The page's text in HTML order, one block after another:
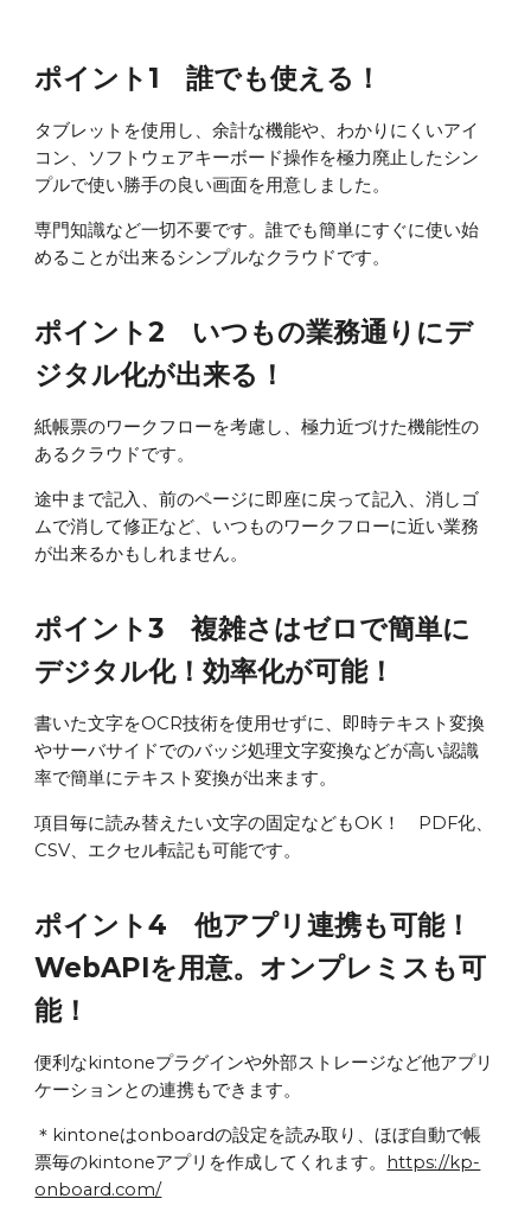
ポイント1 誰でも使える！
タブレットを使用し、余計な機能や、わかりにくいアイ
コン、ソフトウェアキーボード操作を極力廃止したシン
プルで使い勝手の良い画面を用意しました。
専門知識など一切不要です。誰でも簡単にすぐに使い始
めることが出来るシンプルなクラウドです。
ポイント2 いつもの業務通りにデ
ジタル化が出来る！
紙帳票のワークフローを考慮し、極力近づけた機能性の
あるクラウドです。
途中まで記入、前のページに即座に戻って記入、消しゴ
ムで消して修正など、いつものワークフローに近い業務
が出来るかもしれません。
ポイント3 複雑さはゼロで簡単に
デジタル化！効率化が可能！
書いた文字をOCR技術を使用せずに、即時テキスト変換
やサーバサイドでのバッジ処理文字変換などが高い認識
率で簡単にテキスト変換が出来ます。
項目毎に読み替えたい文字の固定などもOK！ PDF化、
CSV、エクセル転記も可能です。
ポイント4 他アプリ連携も可能！
WebAPIを用意。オンプレミスも可
能！
便利なkintoneプラグインや外部ストレージなど他アプリ
ケーションとの連携もできます。
＊kintoneはonboardの設定を読み取り、ほぼ自動で帳
票毎のkintoneアプリを作成してくれます。 https://kp-
onboard.com/